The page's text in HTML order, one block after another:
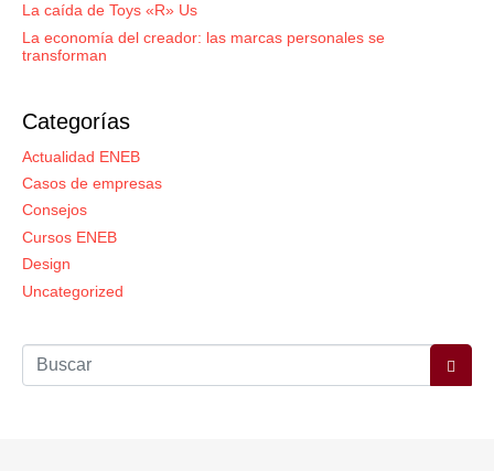
La caída de Toys «R» Us
La economía del creador: las marcas personales se
transforman
Categorías
Actualidad ENEB
Casos de empresas
Consejos
Cursos ENEB
Design
Uncategorized